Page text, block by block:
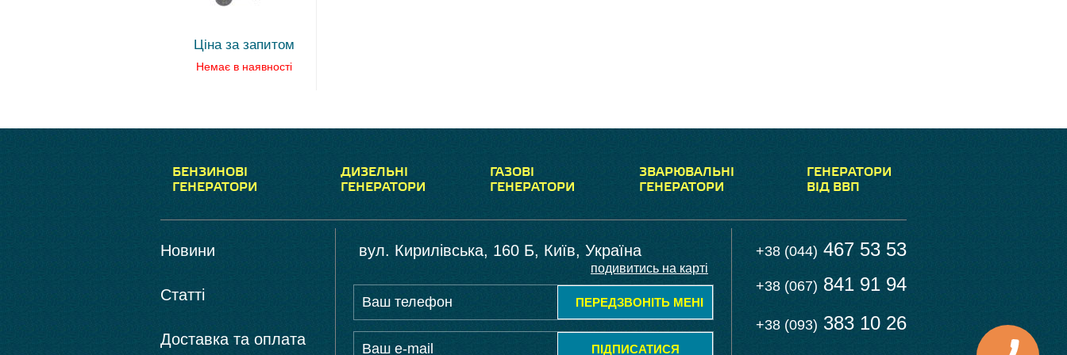
Ціна за запитом
Немає в наявності
БЕНЗИНОВІ
ГЕНЕРАТОРИ
ДИЗЕЛЬНІ
ГЕНЕРАТОРИ
ГАЗОВІ
ГЕНЕРАТОРИ
ЗВАРЮВАЛЬНІ
ГЕНЕРАТОРИ
ГЕНЕРАТОРИ
ВІД ВВП
Новини
Статті
Доставка та оплата
вул. Кирилівська, 160 Б, Київ, Україна
подивитись на карті
ПЕРЕДЗВОНІТЬ МЕНІ
ПІДПИСАТИСЯ
+38 (044) 467 53 53
+38 (067) 841 91 94
+38 (093) 383 10 26